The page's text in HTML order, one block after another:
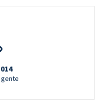
gente